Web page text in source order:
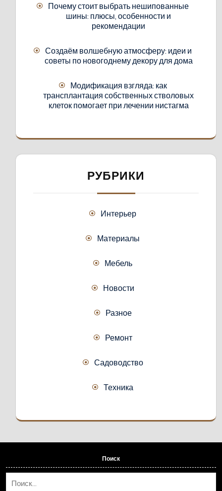
Почему стоит выбрать нешипованные
шины: плюсы, особенности и
рекомендации
Создаём волшебную атмосферу: идеи и
советы по новогоднему декору для дома
Модификация взгляда: как
трансплантация собственных стволовых
клеток помогает при лечении нистагма
РУБРИКИ
Интерьер
Материалы
Мебель
Новости
Разное
Ремонт
Садоводство
Техника
Поиск